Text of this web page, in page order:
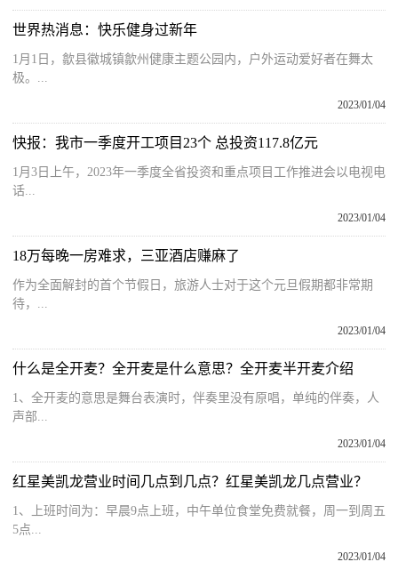
世界热消息：快乐健身过新年
1月1日，歙县徽城镇歙州健康主题公园内，户外运动爱好者在舞太
极。...
2023/01/04
快报：我市一季度开工项目23个 总投资117.8亿元
1月3日上午，2023年一季度全省投资和重点项目工作推进会以电视电
话...
2023/01/04
18万每晚一房难求，三亚酒店赚麻了
作为全面解封的首个节假日，旅游人士对于这个元旦假期都非常期
待，...
2023/01/04
什么是全开麦？全开麦是什么意思？全开麦半开麦介绍
1、全开麦的意思是舞台表演时，伴奏里没有原唱，单纯的伴奏，人
声部...
2023/01/04
红星美凯龙营业时间几点到几点？红星美凯龙几点营业？
1、上班时间为：早晨9点上班，中午单位食堂免费就餐，周一到周五
5点...
2023/01/04